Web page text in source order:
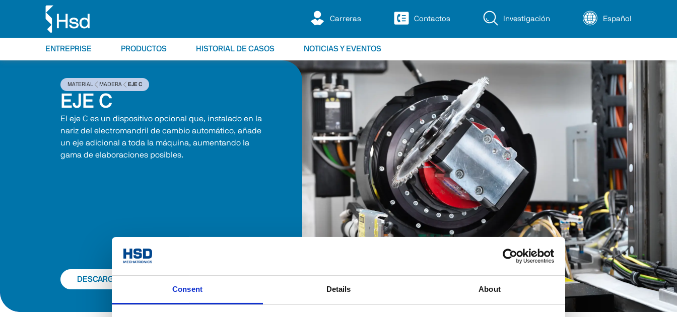
Consent Details About
Carreras Contactos Investigación Español
ENTREPRISE PRODUCTOS HISTORIAL DE CASOS NOTICIAS Y EVENTOS
MATERIAL MADERA EJE C
EJE C
El eje C es un dispositivo opcional que, instalado en la
nariz del electromandril de cambio automático, añade
un eje adicional a toda la máquina, aumentando la
gama de elaboraciones posibles.
DESCARGAR EL CATÁLOGO